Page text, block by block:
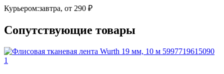
Курьером:завтра, от 290 ₽
Сопутствующие товары